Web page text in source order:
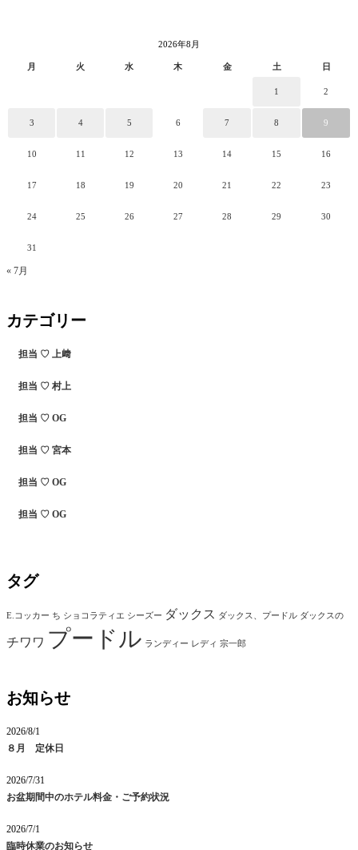
2026年8月
月 火 水 木 金 土 日
1 2
3 4 5 6 7 8 9
10 11 12 13 14 15 16
17 18 19 20 21 22 23
24 25 26 27 28 29 30
31
« 7月
カテゴリー
担当 ♡ 上﨑
担当 ♡ 村上
担当 ♡ OG
担当 ♡ 宮本
担当 ♡ OG
担当 ♡ OG
タグ
E.コッカー ち ショコラティエ シーズー ダックス ダックス、プードル ダックスの
チワワ プードル ランディー レディ 宗一郎
お知らせ
2026/8/1
８月 定休日
2026/7/31
お盆期間中のホテル料金・ご予約状況
2026/7/1
臨時休業のお知らせ